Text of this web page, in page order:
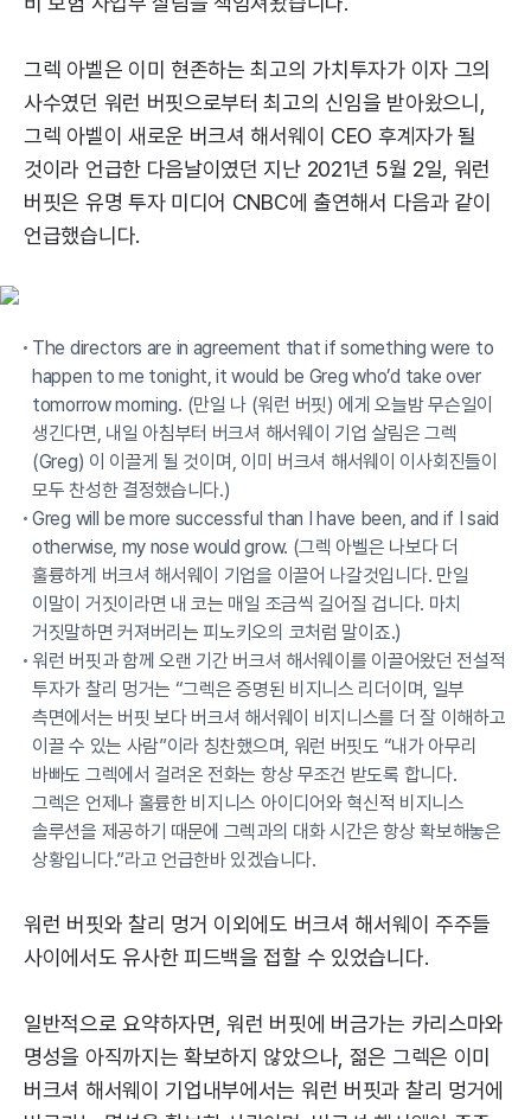
그렉 아벨은 이미 현존하는 최고의 가치투자가 이자 그의
사수였던 워런 버핏으로부터 최고의 신임을 받아왔으니,
그렉 아벨이 새로운 버크셔 해서웨이 CEO 후계자가 될
것이라 언급한 다음날이였던 지난 2021년 5월 2일, 워런
버핏은 유명 투자 미디어 CNBC에 출연해서 다음과 같이
언급했습니다.
The directors are in agreement that if something were to
happen to me tonight, it would be Greg who’d take over
tomorrow morning. (만일 나 (워런 버핏) 에게 오늘밤 무슨일이
생긴다면, 내일 아침부터 버크셔 해서웨이 기업 살림은 그렉
(Greg) 이 이끌게 될 것이며, 이미 버크셔 해서웨이 이사회진들이
모두 찬성한 결정했습니다.)
Greg will be more successful than I have been, and if I said
otherwise, my nose would grow. (그렉 아벨은 나보다 더
훌륭하게 버크셔 해서웨이 기업을 이끌어 나갈것입니다. 만일
이말이 거짓이라면 내 코는 매일 조금씩 길어질 겁니다. 마치
거짓말하면 커져버리는 피노키오의 코처럼 말이죠.)
워런 버핏과 함께 오랜 기간 버크셔 해서웨이를 이끌어왔던 전설적
투자가 찰리 멍거는 “그렉은 증명된 비지니스 리더이며, 일부
측면에서는 버핏 보다 버크셔 해서웨이 비지니스를 더 잘 이해하고
이끌 수 있는 사람”이라 칭찬했으며, 워런 버핏도 “내가 아무리
바빠도 그렉에서 걸려온 전화는 항상 무조건 받도록 합니다.
그렉은 언제나 훌륭한 비지니스 아이디어와 혁신적 비지니스
솔루션을 제공하기 때문에 그렉과의 대화 시간은 항상 확보해놓은
상황입니다.”라고 언급한바 있겠습니다.
워런 버핏와 찰리 멍거 이외에도 버크셔 해서웨이 주주들
사이에서도 유사한 피드백을 접할 수 있었습니다.
일반적으로 요약하자면, 워런 버핏에 버금가는 카리스마와
명성을 아직까지는 확보하지 않았으나, 젊은 그렉은 이미
버크셔 해서웨이 기업내부에서는 워런 버핏과 찰리 멍거에